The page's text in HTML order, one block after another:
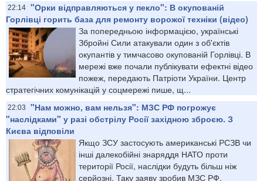
22:14 "Орки відправляються у пекло": В окупованій
Горлівці горить база для ремонту ворожої техніки (відео)
За попередньою інформацією, українські
Збройні Сили атакували один з об'єктів
окупантів у тимчасово окупованій Горлівці. В
мережі вже почали публікувати ефектні відео
пожеж, передають Патріоти України. Центр
стратегічних комунікацій у соцмережі пише, щ...
22:03
"Нам можно, вам нельзя": МЗС РФ погрожує
"наслідками" у разі обстрілу Росії західною зброєю. З
Києва відповіли
Якщо ЗСУ застосують американські РСЗВ чи
інші далекобійні знаряддя НАТО проти
території Росії, наслідки будуть більш ніж
серйозні. Таку заяву зробив МЗС РФ,